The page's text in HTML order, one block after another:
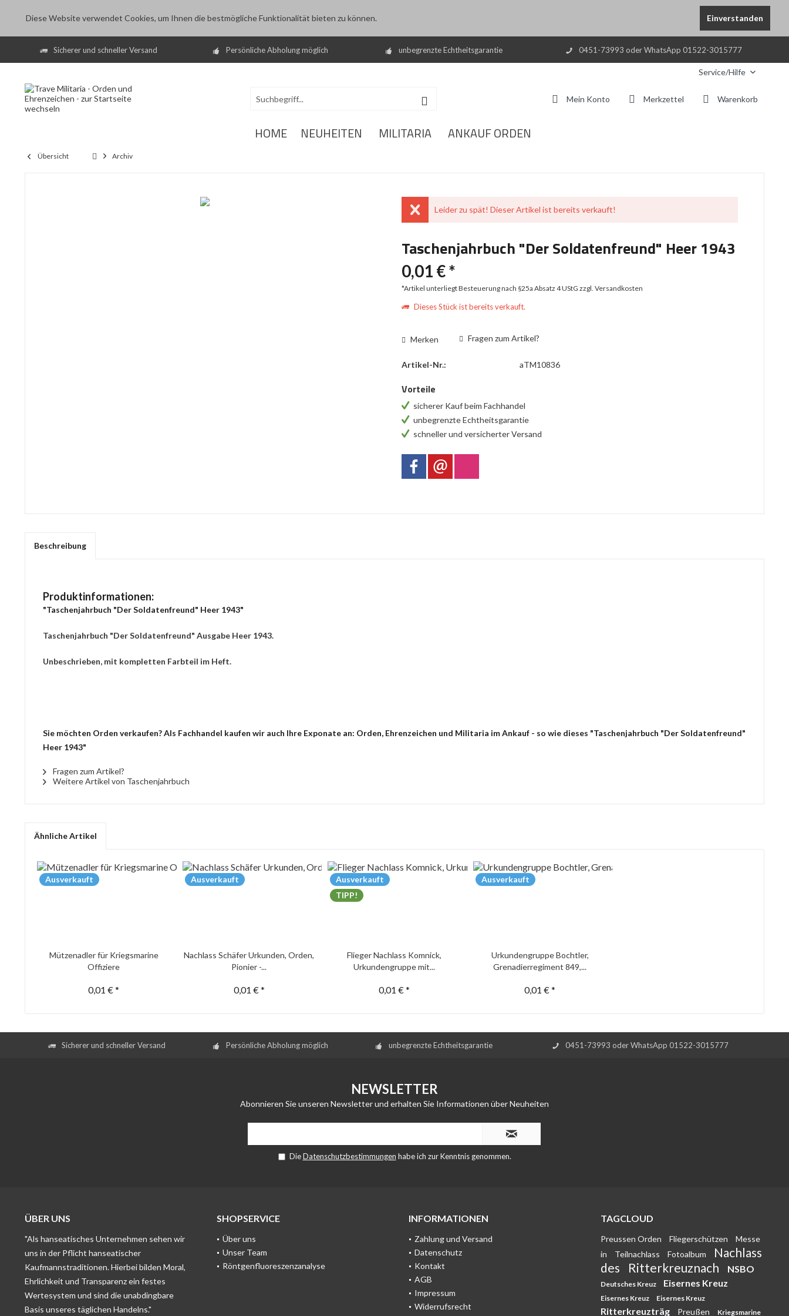
Diese Website verwendet Cookies, um Ihnen die bestmögliche Funktionalität bieten zu können. Einverstanden
Sicherer und schneller Versand Persönliche Abholung möglich unbegrenzte Echtheitsgarantie 0451-73993 oder WhatsApp 01522-3015777
Service/Hilfe
Warenkorb
Merkzettel
Mein Konto
HOME NEUHEITEN MILITARIA ANKAUF ORDEN
Übersicht Archiv
Leider zu spät! Dieser Artikel ist bereits verkauft!
Taschenjahrbuch "Der Soldatenfreund" Heer 1943
0,01 € *
*Artikel unterliegt Besteuerung nach §25a Absatz 4 UStGzzgl. Versandkosten
Dieses Stück ist bereits verkauft.
Merken Fragen zum Artikel?
Artikel-Nr.: aTM10836
Vorteile
sicherer Kauf beim Fachhandel
unbegrenzte Echtheitsgarantie
schneller und versicherter Versand
Beschreibung
Produktinformationen:
"Taschenjahrbuch "Der Soldatenfreund" Heer 1943"
Taschenjahrbuch "Der Soldatenfreund" Ausgabe Heer 1943.
Unbeschrieben, mit kompletten Farbteil im Heft.
Sie möchten Orden verkaufen? Als Fachhandel kaufen wir auch Ihre Exponate an: Orden, Ehrenzeichen und Militaria im Ankauf - so wie dieses "Taschenjahrbuch "Der Soldatenfreund"
Heer 1943"
Fragen zum Artikel?
Weitere Artikel von Taschenjahrbuch
Ähnliche Artikel
Ausverkauft
Mützenadler für Kriegsmarine
Offiziere
0,01 € *
Ausverkauft
Nachlass Schäfer Urkunden, Orden,
Pionier -...
0,01 € *
Ausverkauft
TIPP!
Flieger Nachlass Komnick,
Urkundengruppe mit...
0,01 € *
Ausverkauft
Urkundengruppe Bochtler,
Grenadierregiment 849,...
0,01 € *
Sicherer und schneller Versand Persönliche Abholung möglich unbegrenzte Echtheitsgarantie 0451-73993 oder WhatsApp 01522-3015777
NEWSLETTER
Abonnieren Sie unseren Newsletter und erhalten Sie Informationen über Neuheiten
DieDatenschutzbestimmungen habe ich zur Kenntnis genommen.
ÜBER UNS
"Als hanseatisches Unternehmen sehen wir
uns in der Pflicht hanseatischer
Kaufmannstraditionen. Hierbei bilden Moral,
Ehrlichkeit und Transparenz ein festes
Wertesystem und sind die unabdingbare
Basis unseres täglichen Handelns."
SHOPSERVICE
Über uns
Unser Team
Röntgenfluoreszenzanalyse
INFORMATIONEN
Zahlung und Versand
Datenschutz
Kontakt
AGB
Impressum
Widerrufsrecht
TAGCLOUD
Preussen Orden Fliegerschützen
Messe
in
Teilnachlass Fotoalbum
Nachlass
des
Ritterkreuznach NSBO
Deutsches Kreuz Eisernes Kreuz
Eisernes Kreuz Eisernes Kreuz
Ritterkreuzträg Preußen Kriegsmarine